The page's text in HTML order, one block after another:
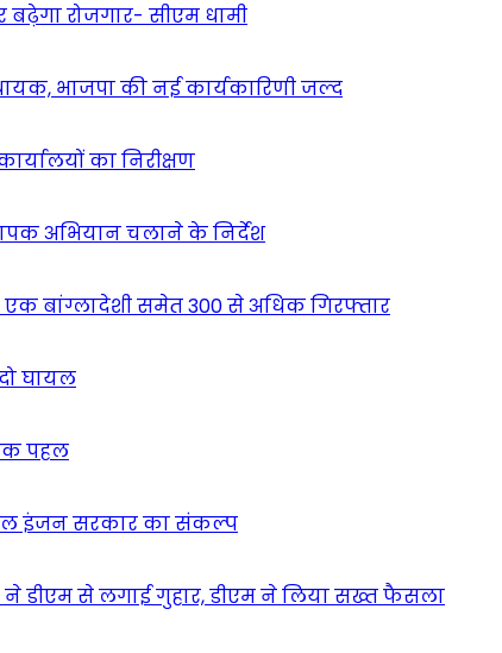
रोजगार- सीएम धामी
भाजपा की नई कार्यकारिणी जल्द
का निरीक्षण
अभियान चलाने के निर्देश
बांग्लादेशी समेत 300 से अधिक गिरफ्तार
घायल
पहल
इंजन सरकार का संकल्प
डीएम से लगाई गुहार, डीएम ने लिया सख्त फैसला